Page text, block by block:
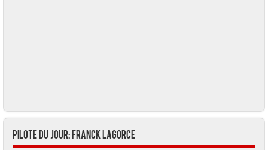
Pilote du jour: Franck LAGORCE